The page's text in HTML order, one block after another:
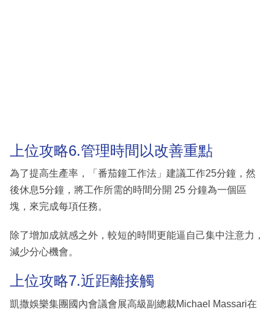
上位攻略6.管理時間以改善重點
為了提高生產率，「番茄鐘工作法」建議工作25分鐘，然
後休息5分鐘，將工作所需的時間分開 25 分鐘為一個區
塊，來完成每項任務。
除了增加成就感之外，較短的時間更能逼自己集中注意力，
減少分心機會。
上位攻略7.近距離接觸
凱撒娛樂集團國內會議會展高級副總裁Michael Massari在